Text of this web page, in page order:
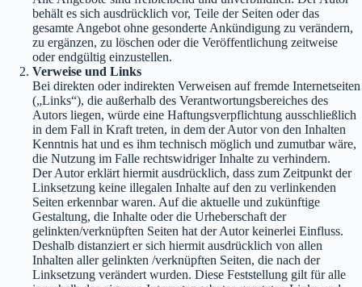
behält es sich ausdrücklich vor, Teile der Seiten oder das
gesamte Angebot ohne gesonderte Ankündigung zu verändern,
zu ergänzen, zu löschen oder die Veröffentlichung zeitweise
oder endgültig einzustellen.
Verweise und Links
Bei direkten oder indirekten Verweisen auf fremde Internetseiten
(„Links“), die außerhalb des Verantwortungsbereiches des
Autors liegen, würde eine Haftungsverpflichtung ausschließlich
in dem Fall in Kraft treten, in dem der Autor von den Inhalten
Kenntnis hat und es ihm technisch möglich und zumutbar wäre,
die Nutzung im Falle rechtswidriger Inhalte zu verhindern.
Der Autor erklärt hiermit ausdrücklich, dass zum Zeitpunkt der
Linksetzung keine illegalen Inhalte auf den zu verlinkenden
Seiten erkennbar waren. Auf die aktuelle und zukünftige
Gestaltung, die Inhalte oder die Urheberschaft der
gelinkten/verknüpften Seiten hat der Autor keinerlei Einfluss.
Deshalb distanziert er sich hiermit ausdrücklich von allen
Inhalten aller gelinkten /verknüpften Seiten, die nach der
Linksetzung verändert wurden. Diese Feststellung gilt für alle